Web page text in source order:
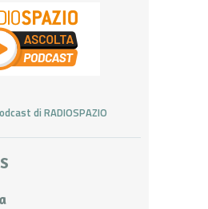
di RADIOSPAZIO